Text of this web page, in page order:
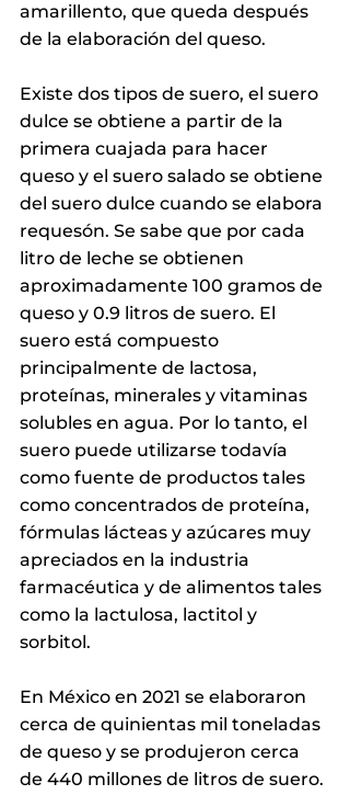
amarillento, que queda después
de la elaboración del queso.
Existe dos tipos de suero, el suero
dulce se obtiene a partir de la
primera cuajada para hacer
queso y el suero salado se obtiene
del suero dulce cuando se elabora
requesón. Se sabe que por cada
litro de leche se obtienen
aproximadamente 100 gramos de
queso y 0.9 litros de suero. El
suero está compuesto
principalmente de lactosa,
proteínas, minerales y vitaminas
solubles en agua. Por lo tanto, el
suero puede utilizarse todavía
como fuente de productos tales
como concentrados de proteína,
fórmulas lácteas y azúcares muy
apreciados en la industria
farmacéutica y de alimentos tales
como la lactulosa, lactitol y
sorbitol.
En México en 2021 se elaboraron
cerca de quinientas mil toneladas
de queso y se produjeron cerca
de 440 millones de litros de suero.